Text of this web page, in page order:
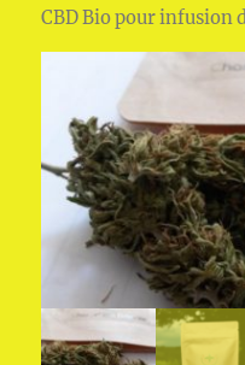
CBD Bio pour infusion